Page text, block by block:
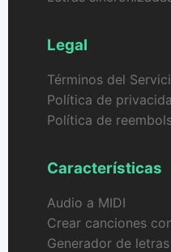
Legal
Términos del
Política de
Política de
Características
Audio a MIDI
Crear canciones
Generador de